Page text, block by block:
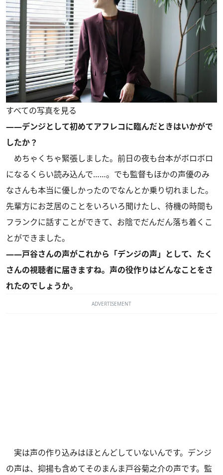
すべての写真を見る
――デンジとして初めてアフレコに臨んだときはいかがで
したか？
めちゃくちゃ緊張しました。前日の夜も台本がボロボロ
になるくらい読み込んで……。でも監督もほかの声優のみ
なさんも本当に優しかったのでなんとか乗り切れました。
先輩方にお芝居のことをいろいろ聞けたし、待機の時間も
フランクに話すことができて、お陰でだんだん落ち着くこ
とができました。
――戸谷さんの声がこれから「デンジの声」として、たく
さんの視聴者に届きますね。声の役作りはどんなことをさ
れたのでしょうか。
ADVERTISEMENT
実は声の作り込みはほとんどしていないんです。デンジ
の声は、抑揚も含めてそのまんま戸谷菊之介の声です。監